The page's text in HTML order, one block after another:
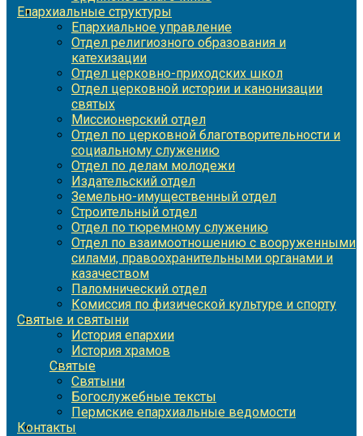
Епархиальные структуры
Епархиальное управление
Отдел религиозного образования и
катехизации
Отдел церковно-приходских школ
Отдел церковной истории и канонизации
святых
Миссионерский отдел
Отдел по церковной благотворительности и
социальному служению
Отдел по делам молодежи
Издательский отдел
Земельно-имущественный отдел
Строительный отдел
Отдел по тюремному служению
Отдел по взаимоотношению с вооруженными
силами, правоохранительными органами и
казачеством
Паломнический отдел
Комиссия по физической культуре и спорту
Святые и святыни
История епархии
История храмов
Святые
Святыни
Богослужебные тексты
Пермские епархиальные ведомости
Контакты